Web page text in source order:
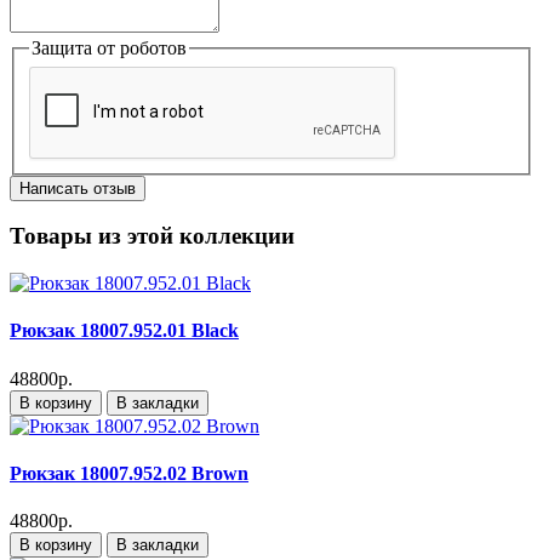
Защита от роботов
Написать отзыв
Товары из этой коллекции
Рюкзак 18007.952.01 Black
48800р.
В корзину В закладки
Рюкзак 18007.952.02 Brown
48800р.
В корзину В закладки